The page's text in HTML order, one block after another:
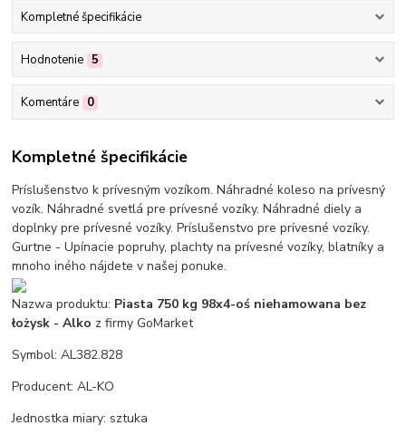
Kompletné špecifikácie
Hodnotenie 5
Komentáre 0
Kompletné špecifikácie
Príslušenstvo k prívesným vozíkom. Náhradné koleso na prívesný
vozík. Náhradné svetlá pre prívesné vozíky. Náhradné diely a
doplnky pre prívesné vozíky. Príslušenstvo pre prívesné vozíky.
Gurtne - Upínacie popruhy, plachty na prívesné vozíky, blatníky a
mnoho iného nájdete v našej ponuke.
Nazwa produktu: Piasta 750 kg 98x4-oś niehamowana bez
łożysk - Alko z firmy GoMarket
Symbol: AL382.828
Producent: AL-KO
Jednostka miary: sztuka